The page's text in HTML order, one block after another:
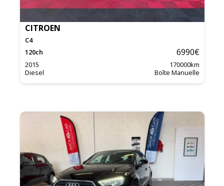
CITROEN
C4
120ch 6990€
2015 170000km
Diesel
Boîte Manuelle